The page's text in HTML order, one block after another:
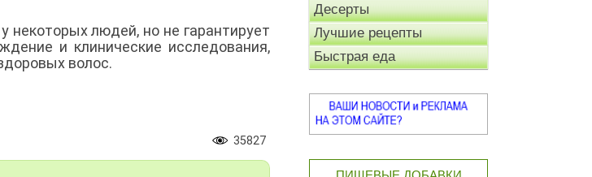
некоторых людей, но не гарантирует
и клинические исследования,
волос.
35827
Десерты
Лучшие рецепты
Быстрая еда